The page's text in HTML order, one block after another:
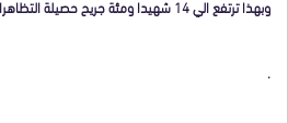
وبهذا ترتفع الي 14 شهيدا ومئة جريح حصيلة التظاهرات التي نظمت في افغانستان
.